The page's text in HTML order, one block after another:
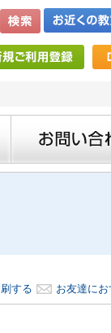
する
お友達にお